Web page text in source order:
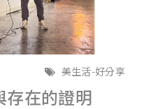
美生活-好分享
存在的證明